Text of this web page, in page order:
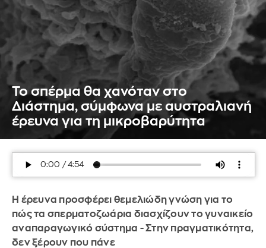
Το σπέρμα θα χανόταν στο
Διάστημα, σύμφωνα με αυστραλιανή
έρευνα για τη μικροβαρύτητα
Η έρευνα προσφέρει θεμελιώδη γνώση για το
πώς τα σπερματοζωάρια διασχίζουν το γυναικείο
αναπαραγωγικό σύστημα - Στην πραγματικότητα,
δεν ξέρουν που πάνε